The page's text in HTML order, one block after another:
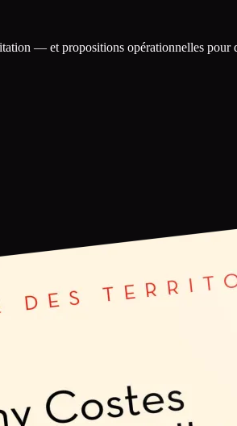
— et propositions opérationnelles pour